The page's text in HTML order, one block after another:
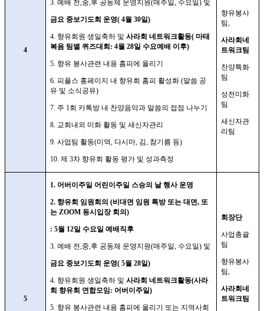
4
3. 예배 전,중,후 공동체 운영지원(매주일, 수요일) 및
금요 중보기도회 운영( 4월 30일)
4. 향유회원 생일축하 및 사라회 네트워크활동( 마태
복음 팀별 퀴즈대회 : 4월 28일 수요예배 이후)
5. 향유 봉사관련 내용 홈피에 올리기
6. 피플스 홍페이지 내 향유회 홈피 활성화 (말씀 공
유 및 소식공유)
7. 주 1회 카톡방 내 찬양음악과 말씀의 접점 나누기
8. 교회내외 미화 활동 및 새신자관리
9. 사업팀 활동(미역, 다시마, 김, 참기름 등)
10. 제 3차 향유회 활동 평가 및 성과측정
향유봉사
팀,
사라회네
트워크팀
찬양특화
팀
성전미화
팀
새신자관
리팀
5
1. 어버이주일 어린이주일 스승의 날 행사 운영
2. 향유회 임원회의 (비대면 임원 톡방 또는 대면, 또
는 ZOOM 동시입장 회의 )
: 5월 12일 수요일 예배직후
3. 예배 전,중,후 공동체 운영지원(매주일, 수요일) 및
금요 중보기도회 운영( 5월 28일)
4. 향유회원 생일축하 및 사라회 네트워크활동(사라
회 향유회 연합모임 : 어버이주일)
5. 향유 봉사관련 내용 홈피에 올리기 또는 지역사회
회장단
사업총괄
팀
향유봉사
팀,
사라회네
트워크팀